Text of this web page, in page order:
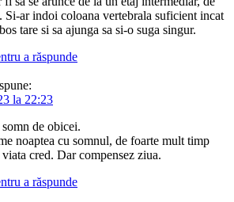
Si-ar indoi coloana vertebrala suficient incat
tare si sa ajunga sa si-o suga singur.
a răspunde
spune:
la 22:23
de obicei.
noaptea cu somnul, de foarte mult timp
cred. Dar compensez ziua.
a răspunde